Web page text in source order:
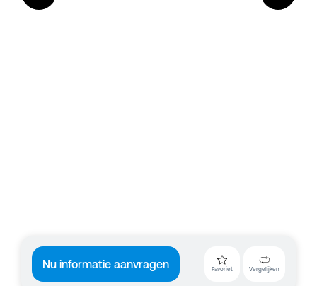
Nu informatie aanvragen Favoriet Vergelijken